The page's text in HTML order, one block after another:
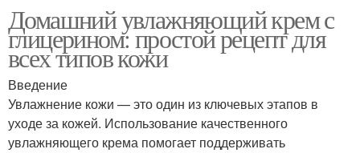
Домашний увлажняющий крем с
глицерином: простой рецепт для
всех типов кожи
Введение
Увлажнение кожи — это один из ключевых этапов в
уходе за кожей. Использование качественного
увлажняющего крема помогает поддерживать